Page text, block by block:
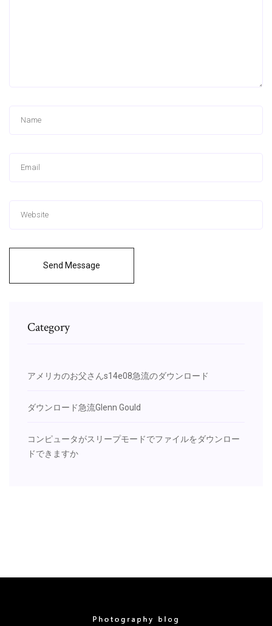
Send Message
Category
アメリカのお父さんs14e08急流のダウンロード
ダウンロード急流Glenn Gould
コンピュータがスリープモードでファイルをダウンロー
ドできますか